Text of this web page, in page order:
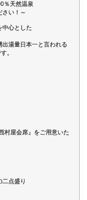
％天然温泉
さい！～
中心とした
湯量日本一と言われる
。
村屋会席』をご用意いた
点盛り